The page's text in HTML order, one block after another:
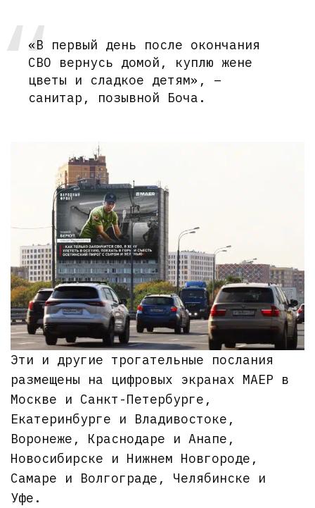
«В первый день после окончания
СВО вернусь домой, куплю жене
цветы и сладкое детям», –
санитар, позывной Боча.
Эти и другие трогательные послания
размещены на цифровых экранах МАЕР в
Москве и Санкт-Петербурге,
Екатеринбурге и Владивостоке,
Воронеже, Краснодаре и Анапе,
Новосибирске и Нижнем Новгороде,
Самаре и Волгограде, Челябинске и
Уфе.